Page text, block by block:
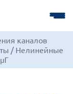
каналов
/ Нелинейные